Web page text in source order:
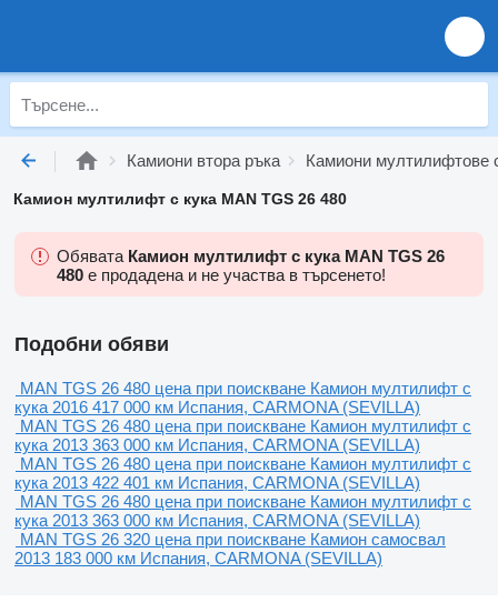
Камиони втора ръка Камиони мултилифтове
Камион мултилифт с кука MAN TGS 26 480
Обявата Камион мултилифт с кука MAN TGS 26
480 е продадена и не участва в търсенето!
Подобни обяви
MAN TGS 26 480 цена при поискване Камион мултилифт с
кука 2016 417 000 км Испания, CARMONA (SEVILLA)
MAN TGS 26 480 цена при поискване Камион мултилифт с
кука 2013 363 000 км Испания, CARMONA (SEVILLA)
MAN TGS 26 480 цена при поискване Камион мултилифт с
кука 2013 422 401 км Испания, CARMONA (SEVILLA)
MAN TGS 26 480 цена при поискване Камион мултилифт с
кука 2013 363 000 км Испания, CARMONA (SEVILLA)
MAN TGS 26 320 цена при поискване Камион самосвал
2013 183 000 км Испания, CARMONA (SEVILLA)